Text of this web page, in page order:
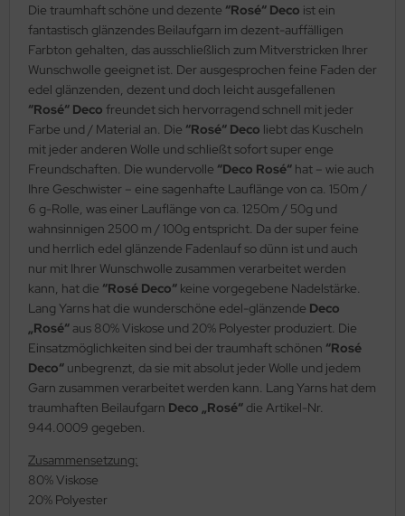
Die traumhaft schöne und dezente “Rosé“ Deco ist ein
fantastisch glänzendes Beilaufgarn im dezent-auffälligen
Farbton gehalten, das ausschließlich zum Mitverstricken Ihrer
Wunschwolle geeignet ist. Der ausgesprochen feine Faden der
edel glänzenden, dezent und doch leicht ausgefallenen
“Rosé“ Deco freundet sich hervorragend schnell mit jeder
Farbe und / Material an. Die “Rosé“ Deco liebt das Kuscheln
mit jeder anderen Wolle und schließt sofort super enge
Freundschaften. Die wundervolle “Deco Rosé“ hat – wie auch
Ihre Geschwister – eine sagenhafte Lauflänge von ca. 150m /
6 g-Rolle, was einer Lauflänge von ca. 1250m / 50g und
wahnsinnigen 2500 m / 100g entspricht. Da der super feine
und herrlich edel glänzende Fadenlauf so dünn ist und auch
nur mit Ihrer Wunschwolle zusammen verarbeitet werden
kann, hat die “Rosé Deco“ keine vorgegebene Nadelstärke.
Lang Yarns hat die wunderschöne edel-glänzende Deco
„Rosé“ aus 80% Viskose und 20% Polyester produziert. Die
Einsatzmöglichkeiten sind bei der traumhaft schönen “Rosé
Deco“ unbegrenzt, da sie mit absolut jeder Wolle und jedem
Garn zusammen verarbeitet werden kann. Lang Yarns hat dem
traumhaften Beilaufgarn Deco „Rosé“ die Artikel-Nr.
944.0009 gegeben.
Zusammensetzung:
80% Viskose
20% Polyester